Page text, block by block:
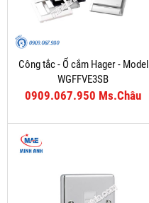
Công tắc - Ổ cắm Hager - Model
WGFFVE3SB
0909.067.950 Ms.Châu